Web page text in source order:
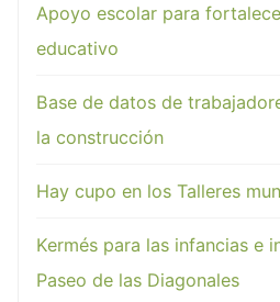
Apoyo escolar para
educativo
Base de datos de
la construcción
Hay cupo en los Talleres
Kermés para las infancias e
Paseo de las Diagonales